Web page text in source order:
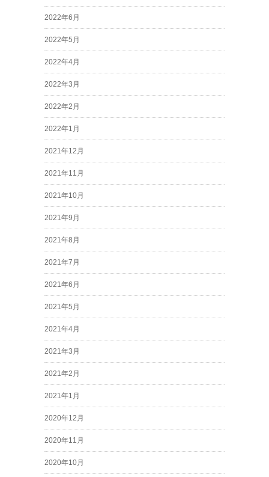
2022年6月
2022年5月
2022年4月
2022年3月
2022年2月
2022年1月
2021年12月
2021年11月
2021年10月
2021年9月
2021年8月
2021年7月
2021年6月
2021年5月
2021年4月
2021年3月
2021年2月
2021年1月
2020年12月
2020年11月
2020年10月